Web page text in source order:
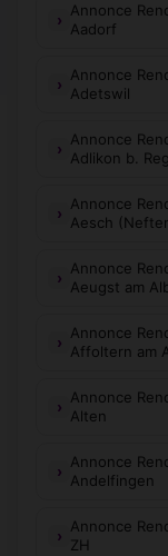
Annonce
Aadorf
Annonce
Adetswil
Annonce
Adlikon b.
Annonce
Aesch
Annonce
Aeugst am
Annonce
Affoltern am
Annonce
Alten
Annonce
Andelfingen
Annonce
ZH